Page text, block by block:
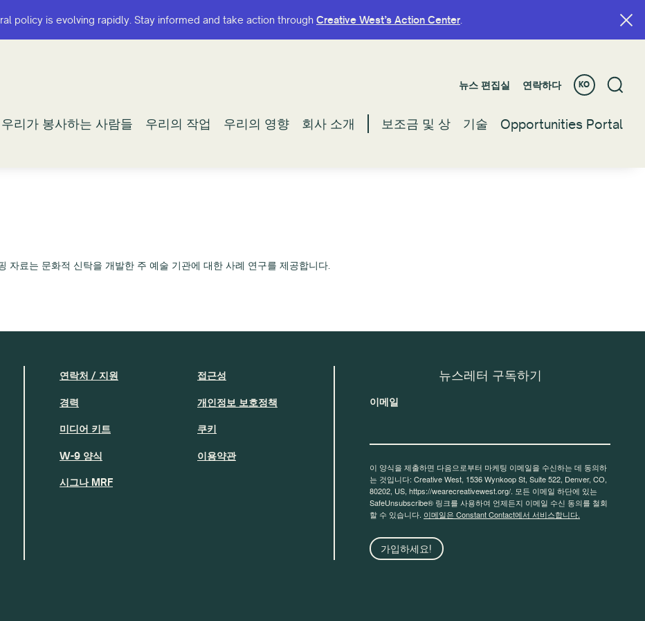
policy is evolving rapidly. Stay informed and take action through Creative West’s Action Center.
뉴스 편집실 연락하다 KO
우리가 봉사하는 사람들 우리의 작업 우리의 영향 회사 소개 보조금 및 상 기술 Opportunities Portal
policy is evolving rapidly. Stay informed and take action through Creative West’s Action Center.
뉴스 편집실 연락하다 KO
우리가 봉사하는 사람들 우리의 작업 우리의 영향 회사 소개 보조금 및 상 기술 Opportunities Portal
자료는 문화적 신탁을 개발한 주 예술 기관에 대한 사례 연구를 제공합니다.
연락처 / 지원
경력
미디어 키트
W-9 양식
시그나 MRF
접근성
개인정보 보호정책
쿠키
이용약관
뉴스레터 구독하기
이메일
이 양식을 제출하면 다음으로부터 마케팅 이메일을 수신하는 데 동의하
는 것입니다: Creative West, 1536 Wynkoop St, Suite 522, Denver, CO,
80202, US, https://wearecreativewest.org/. 모든 이메일 하단에 있는
SafeUnsubscribe® 링크를 사용하여 언제든지 이메일 수신 동의를 철회
할 수 있습니다. 이메일은 Constant Contact에서 서비스합니다.
가입하세요!